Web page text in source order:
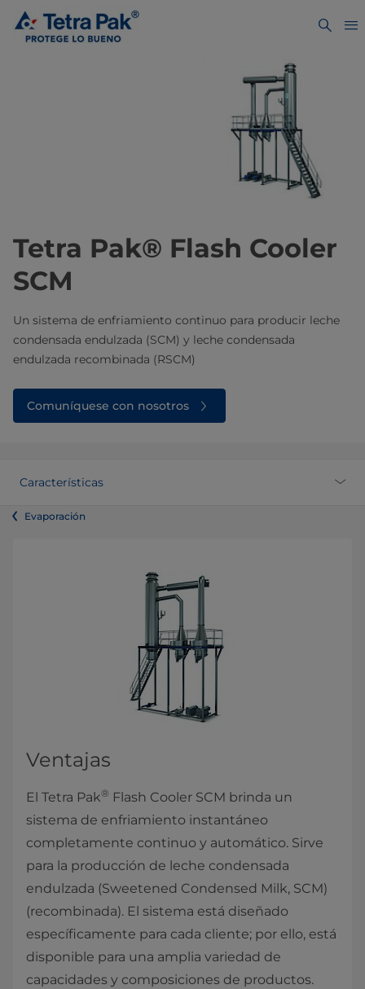
Tetra Pak® Flash Cooler
SCM
Un sistema de enfriamiento continuo para producir leche
condensada endulzada (SCM) y leche condensada
endulzada recombinada (RSCM)
Comuníquese con nosotros
Características
Evaporación
Ventajas
El Tetra Pak® Flash Cooler SCM brinda un
sistema de enfriamiento instantáneo
completamente continuo y automático. Sirve
para la producción de leche condensada
endulzada (Sweetened Condensed Milk, SCM)
(recombinada). El sistema está diseñado
específicamente para cada cliente; por ello, está
disponible para una amplia variedad de
capacidades y composiciones de productos.